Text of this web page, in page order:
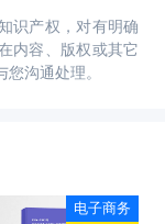
识产权，对有明确
内容、版权或其它
沟通处理。
电子商务